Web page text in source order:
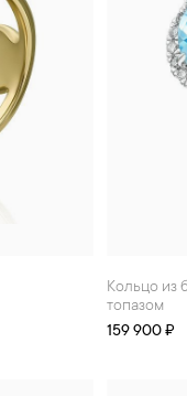
Кольцо из белого золота с бриллиантами и
топазом
159 900 ₽